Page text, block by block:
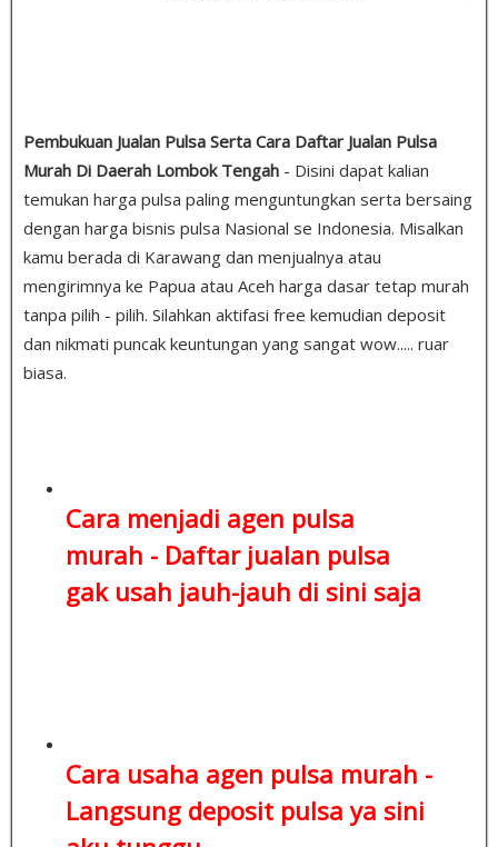
Pembukuan Jualan Pulsa Serta Cara Daftar Jualan Pulsa
Murah Di Daerah Lombok Tengah - Disini dapat kalian
temukan harga pulsa paling menguntungkan serta bersaing
dengan harga bisnis pulsa Nasional se Indonesia. Misalkan
kamu berada di Karawang dan menjualnya atau
mengirimnya ke Papua atau Aceh harga dasar tetap murah
tanpa pilih - pilih. Silahkan aktifasi free kemudian deposit
dan nikmati puncak keuntungan yang sangat wow..... ruar
biasa.
Cara menjadi agen pulsa
murah - Daftar jualan pulsa
gak usah jauh-jauh di sini saja
Cara usaha agen pulsa murah -
Langsung deposit pulsa ya sini